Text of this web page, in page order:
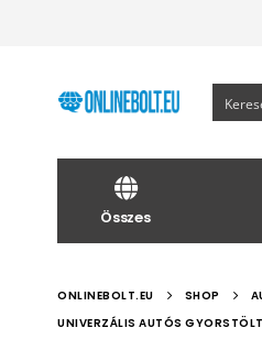
Összes
ONLINEBOLT.EU SHOP
UNIVERZÁLIS AUTÓS